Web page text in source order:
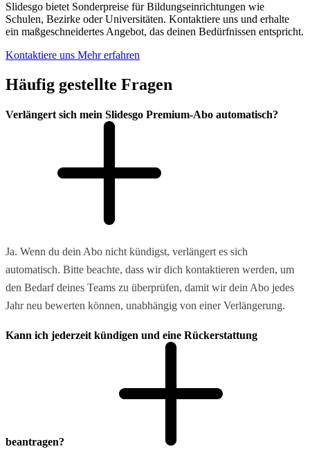
Slidesgo bietet Sonderpreise für Bildungseinrichtungen wie
Schulen, Bezirke oder Universitäten. Kontaktiere uns und erhalte
ein maßgeschneidertes Angebot, das deinen Bedürfnissen entspricht.
Kontaktiere uns Mehr erfahren
Häufig gestellte Fragen
Verlängert sich mein Slidesgo Premium-Abo automatisch?
Ja. Wenn du dein Abo nicht kündigst, verlängert es sich
automatisch. Bitte beachte, dass wir dich kontaktieren werden, um
den Bedarf deines Teams zu überprüfen, damit wir dein Abo jedes
Jahr neu bewerten können, unabhängig von einer Verlängerung.
Kann ich jederzeit kündigen und eine Rückerstattung
beantragen?